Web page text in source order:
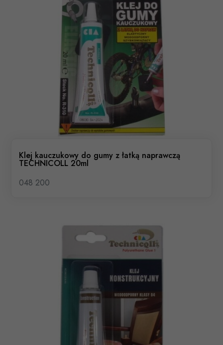
Klej kauczukowy do gumy z łatką naprawczą
TECHNICOLL 20ml
048 200